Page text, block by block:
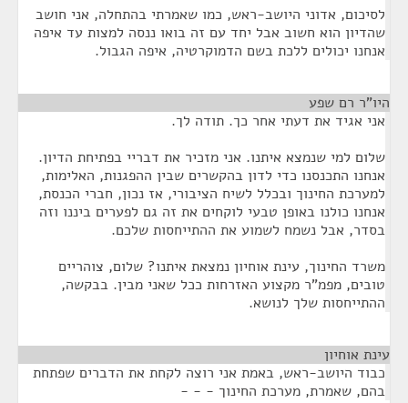
לסיכום, אדוני היושב-ראש, כמו שאמרתי בהתחלה, אני חושב
שהדיון הוא חשוב אבל יחד עם זה בואו ננסה למצות עד איפה
אנחנו יכולים ללכת בשם הדמוקרטיה, איפה הגבול.
היו"ר רם שפע
אני אגיד את דעתי אחר כך. תודה לך.
שלום למי שנמצא איתנו. אני מזכיר את דבריי בפתיחת הדיון.
אנחנו התכנסנו כדי לדון בהקשרים שבין ההפגנות, האלימות,
למערכת החינוך ובכלל לשיח הציבורי, אז נכון, חברי הכנסת,
אנחנו כולנו באופן טבעי לוקחים את זה גם לפערים ביננו וזה
בסדר, אבל נשמח לשמוע את ההתייחסות שלכם.
משרד החינוך, עינת אוחיון נמצאת איתנו? שלום, צוהריים
טובים, מפמ"ר מקצוע האזרחות ככל שאני מבין. בבקשה,
ההתייחסות שלך לנושא.
עינת אוחיון
כבוד היושב-ראש, באמת אני רוצה לקחת את הדברים שפתחת
בהם, שאמרת, מערכת החינוך - - -